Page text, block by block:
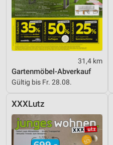
31,4 km
Gartenmöbel-Abverkauf
Gültig bis Fr. 28.08.
XXXLutz